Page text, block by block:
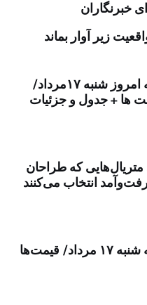
خبرنگاران
زیر آوار بماند
قیمت طلا و سکه امروز شنبه ۱۷مرداد/
ها + جدول و جزئیات
که طراحان
انتخاب می‌کنند
قیمت طلا و سکه شنبه ۱۷ مرداد/ قیمت‌ها